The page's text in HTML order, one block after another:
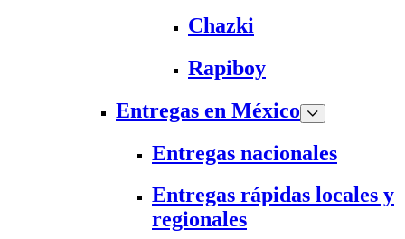
Chazki
Rapiboy
Entregas en México
Entregas nacionales
Entregas rápidas locales y
regionales